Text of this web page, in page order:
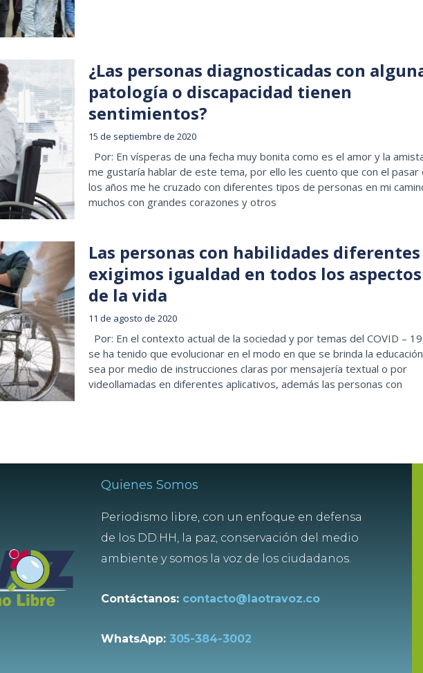
¿Las personas diagnosticadas con
patología o discapacidad tienen
sentimientos?
15 de septiembre de 2020
Por: En vísperas de una fecha muy bonita como es el amor y la
me gustaría hablar de este tema, por ello les cuento que con el pasar
los años me he cruzado con diferentes tipos de personas en mi
muchos con grandes corazones y otros
Las personas con habilidades diferentes
exigimos igualdad en todos los aspectos
de la vida
11 de agosto de 2020
Por: En el contexto actual de la sociedad y por temas del COVID –
se ha tenido que evolucionar en el modo en que se brinda la
sea por medio de instrucciones claras por mensajería textual o por
videollamadas en diferentes aplicativos, además las personas con
Quienes Somos
Periodismo libre, con un enfoque en defensa
de los DD.HH, la paz, conservación del medio
ambiente y somos la voz de los ciudadanos.
Contáctanos: contacto@laotravoz.co
WhatsApp:305-384-3002